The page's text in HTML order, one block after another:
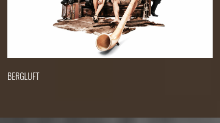
BERGLUFT